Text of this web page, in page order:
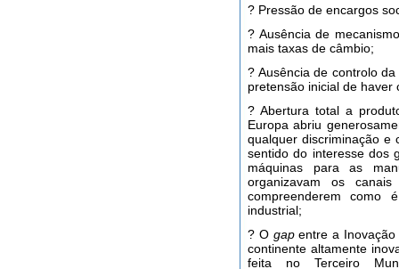
? Pressão de encargos
? Ausência de
mais taxas de câmbio;
? Ausência de controlo
pretensão inicial de haver
? Abertura total a
Europa abriu
qualquer discriminação e
sentido do interesse dos
máquinas para as
organizavam os
compreenderem como
industrial;
? Ogapentre a
continente altamente
feita no Terceiro